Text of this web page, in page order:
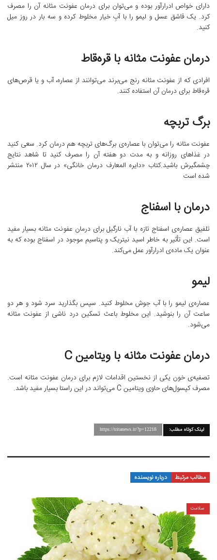
دارای خواص ادرارآور بوده و می‌توان برای درمان عفونت مثانه آن را مصرف
کرد. یک قاشق عسل و لیمو را با آبِ خیار مخلوط کرده و سه بار در روز میل
کنید.
درمان عفونت مثانه با قره‌قاط
افرادی که از عفونت مثانه رنج می‌برند می‌توانند از عصاره، آب و یا قرص‌های
قره‌قاط برای درمان آن استفاده کنند.
برگ‌ تربچه
عفونت مثانه را می‌توان با عصاره‌ی برگ‌های تربچه هم درمان کرد. سعی کنید
در غذاهای روزانه و به مدت دو هفته آن را مصرف کنید تا شاهد نتایج
چشمگیرش باشید.کتاب «دایره المعارف درمان خانگی» در سال ۲۰۱۲ منتشر
شده است
درمان با اسفناج
تلفیق عصاره‌ی اسفناج تازه با آب نارگیل برای درمان عفونت مثانه بسیار مفید
است. این تأثیر به خاطر اسید نیتریک و پتاسیم موجود در اسفناج بوده که به
عنوان یک ماده‌ی ادرار‌آور عمل می‌کند.
لیمو
عصاره‌ی لیمو را با آب جوش مخلوط کنید. سپس بگذارید سرد شود و هر دو
ساعت آن را بنوشید. این مخلوط باعث تسکین درد ناشی از عفونت مثانه
می‌شود.
درمان عفونت مثانه با ویتامین C
تصفیه‌ی خون یکی از نخستین اقدامات لازم برای درمان عفونت مثانه است.
مصرف کپسول‌های حاوی ویتامین C می‌تواند در این راستا بسیار مفید باشد.
لینک کوتاه مطلب: https://tritanews.ir/?p=12218
مطالب مرتبط درباره نویسنده
سلامت